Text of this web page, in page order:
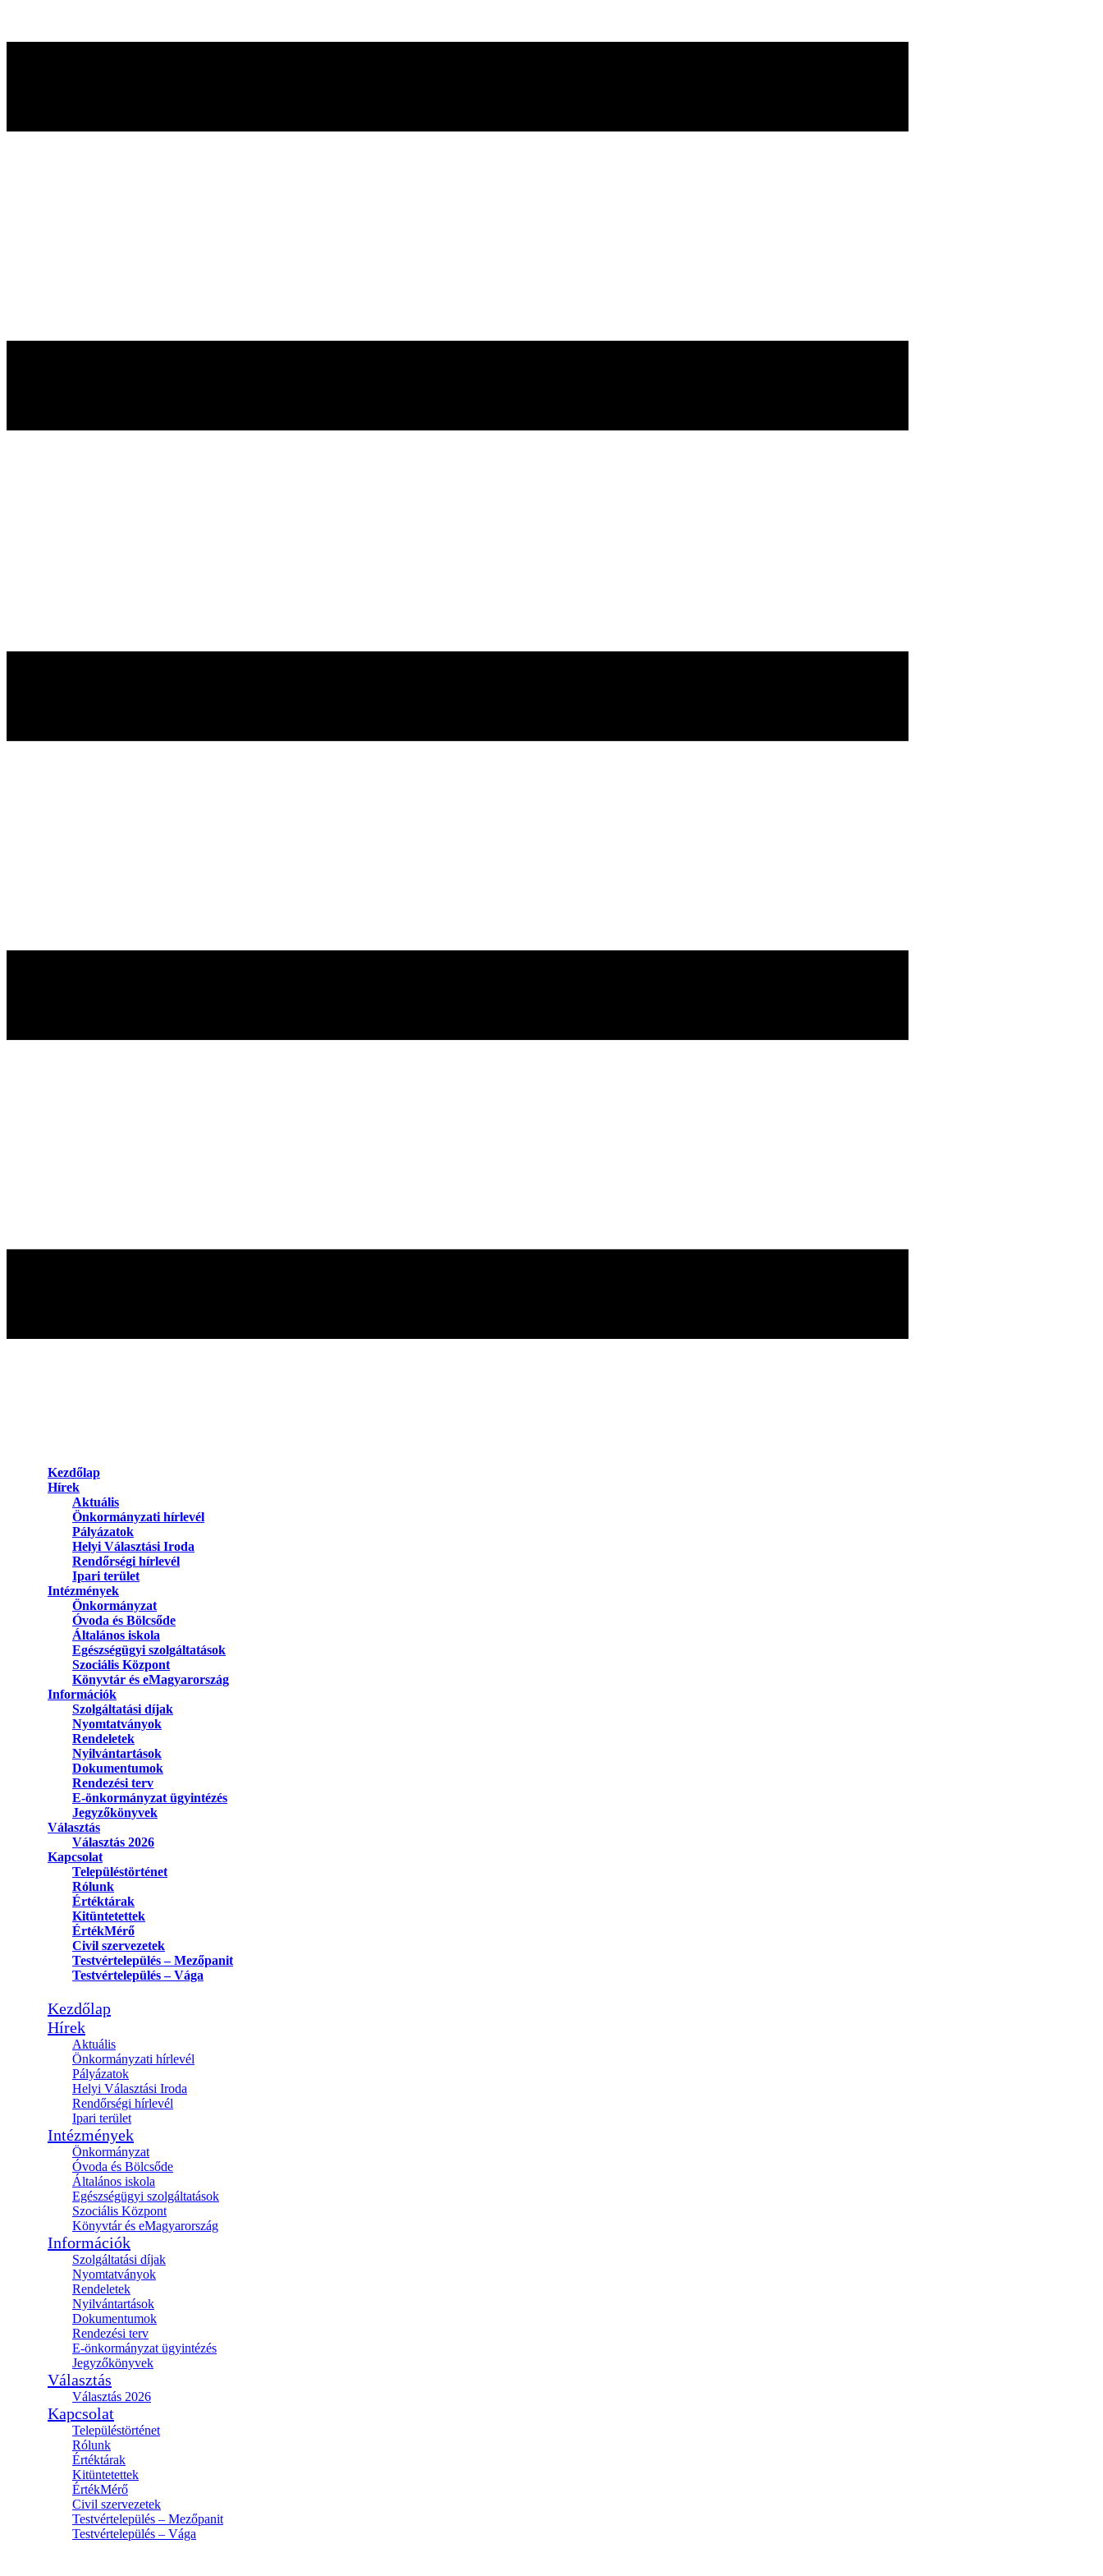
Kezdőlap
Hírek
Aktuális
Önkormányzati hírlevél
Pályázatok
Helyi Választási Iroda
Rendőrségi hírlevél
Ipari terület
Intézmények
Önkormányzat
Óvoda és Bölcsőde
Általános iskola
Egészségügyi szolgáltatások
Szociális Központ
Könyvtár és eMagyarország
Információk
Szolgáltatási díjak
Nyomtatványok
Rendeletek
Nyilvántartások
Dokumentumok
Rendezési terv
E-önkormányzat ügyintézés
Jegyzőkönyvek
Választás
Választás 2026
Kapcsolat
Településtörténet
Rólunk
Értéktárak
Kitüntetettek
ÉrtékMérő
Civil szervezetek
Testvértelepülés – Mezőpanit
Testvértelepülés – Vága
Kezdőlap
Hírek
Aktuális
Önkormányzati hírlevél
Pályázatok
Helyi Választási Iroda
Rendőrségi hírlevél
Ipari terület
Intézmények
Önkormányzat
Óvoda és Bölcsőde
Általános iskola
Egészségügyi szolgáltatások
Szociális Központ
Könyvtár és eMagyarország
Információk
Szolgáltatási díjak
Nyomtatványok
Rendeletek
Nyilvántartások
Dokumentumok
Rendezési terv
E-önkormányzat ügyintézés
Jegyzőkönyvek
Választás
Választás 2026
Kapcsolat
Településtörténet
Rólunk
Értéktárak
Kitüntetettek
ÉrtékMérő
Civil szervezetek
Testvértelepülés – Mezőpanit
Testvértelepülés – Vága